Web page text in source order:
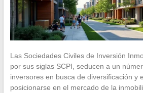
Las Sociedades Civiles de Inversión
por sus siglas SCPI, seducen a un
inversores en busca de diversificación y
posicionarse en el mercado de la